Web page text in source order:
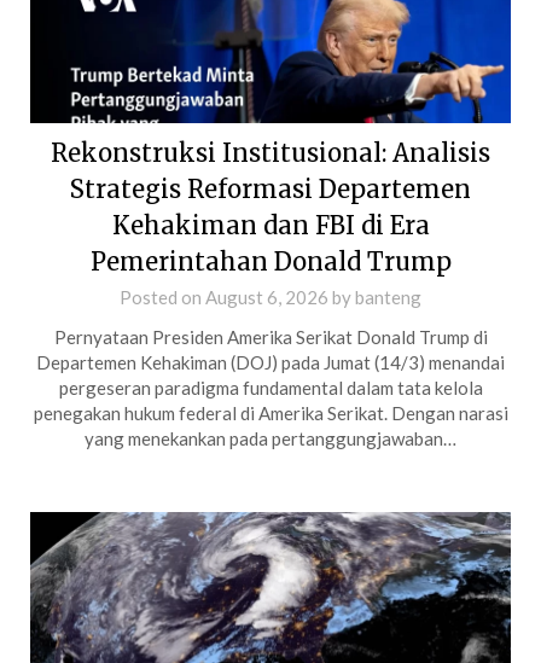
Rekonstruksi Institusional: Analisis
Strategis Reformasi Departemen
Kehakiman dan FBI di Era
Pemerintahan Donald Trump
Posted on August 6, 2026 bybanteng
Pernyataan Presiden Amerika Serikat Donald Trump di
Departemen Kehakiman (DOJ) pada Jumat (14/3) menandai
pergeseran paradigma fundamental dalam tata kelola
penegakan hukum federal di Amerika Serikat. Dengan narasi
yang menekankan pada pertanggungjawaban…